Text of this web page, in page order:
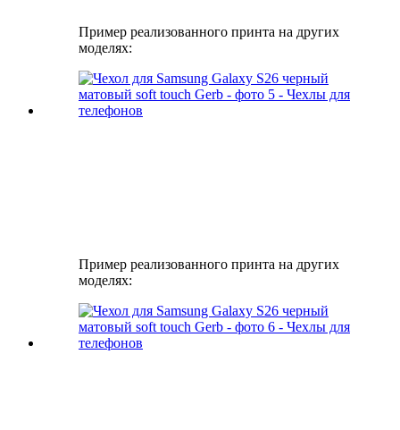
Пример реализованного принта на других
моделях:
Пример реализованного принта на других
моделях: